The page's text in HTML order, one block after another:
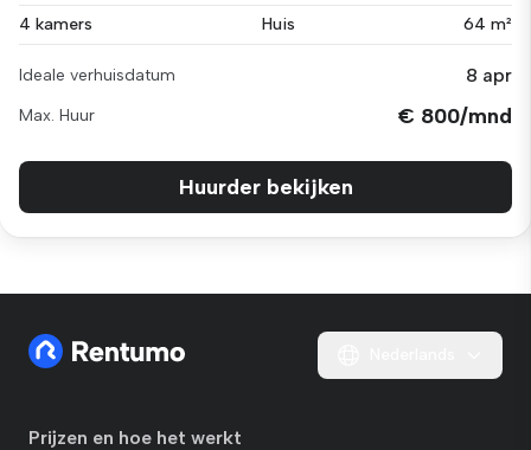
4 kamers Huis 64 m²
Ideale verhuisdatum 8 apr
Max. Huur € 800/mnd
Huurder bekijken
Prijzen en hoe het werkt